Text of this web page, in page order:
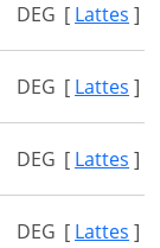
DEG [ Lattes ]
DEG [ Lattes ]
DEG [ Lattes ]
DEG [ Lattes ]